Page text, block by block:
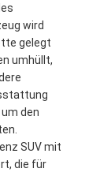
wird
gelegt
umhüllt,
den
SUV mit
die für